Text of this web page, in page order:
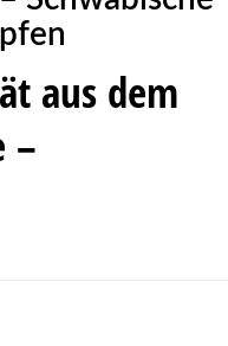
aus dem
–